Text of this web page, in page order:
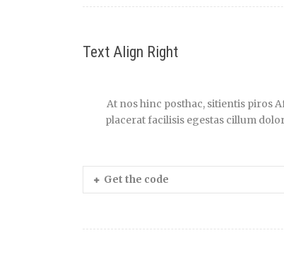
Text Align Right
At nos hinc posthac, sitientis piros
placerat facilisis egestas cillum
Get the code